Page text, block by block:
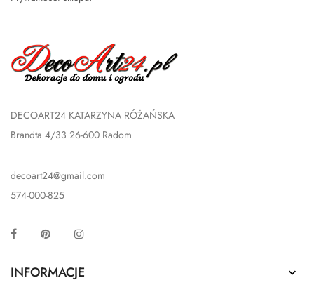
DECOART24 KATARZYNA RÓŻAŃSKA
Brandta 4/33 26-600 Radom
decoart24@gmail.com
574-000-825
Facebook Pinterest
INFORMACJE 